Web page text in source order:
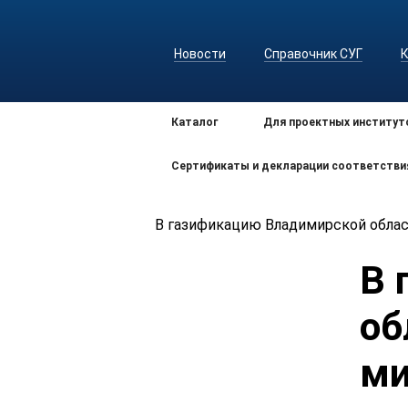
Новости Справочник СУГ
Каталог Для проектных
Сертификаты и декларации
В газификацию Владимирской
В